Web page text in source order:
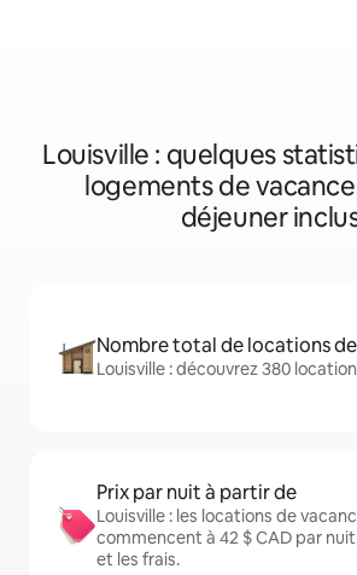
Louisville : quelques
logements de
déjeuner
Nombre total de locations
Louisville : découvrez 380
Prix par nuit à partir de
Louisville : les locations de
commencent à 42 $ CAD par
et les frais.